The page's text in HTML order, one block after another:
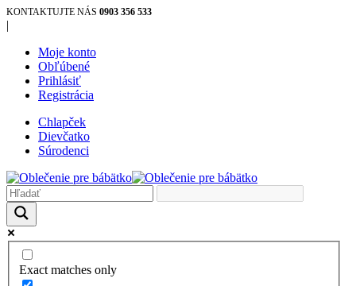
KONTAKTUJTE NÁS 0903 356 533
|
Moje konto
Obľúbené
Prihlásiť
Registrácia
Chlapček
Dievčatko
Súrodenci
Exact matches only